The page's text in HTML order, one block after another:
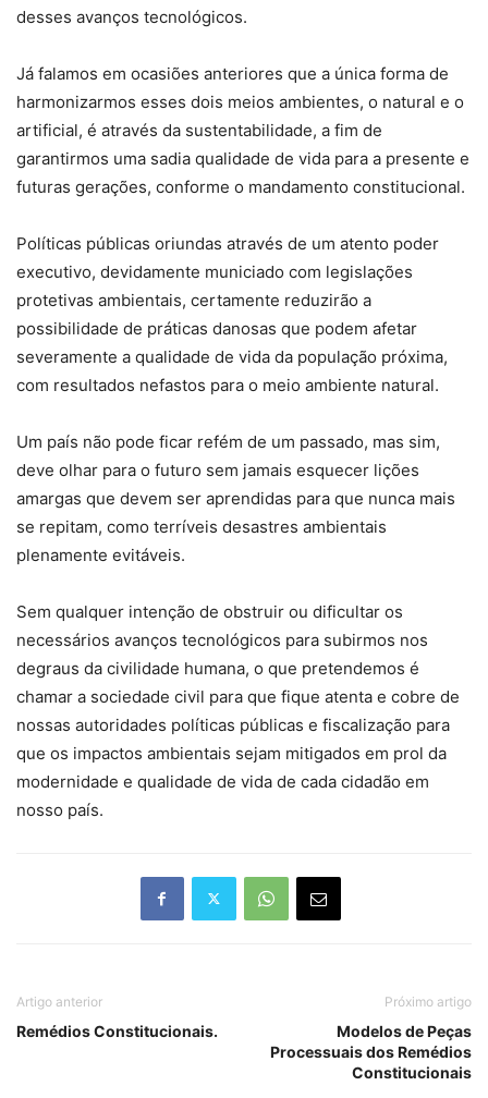
desses avanços tecnológicos.
Já falamos em ocasiões anteriores que a única forma de
harmonizarmos esses dois meios ambientes, o natural e o
artificial, é através da sustentabilidade, a fim de
garantirmos uma sadia qualidade de vida para a presente e
futuras gerações, conforme o mandamento constitucional.
Políticas públicas oriundas através de um atento poder
executivo, devidamente municiado com legislações
protetivas ambientais, certamente reduzirão a
possibilidade de práticas danosas que podem afetar
severamente a qualidade de vida da população próxima,
com resultados nefastos para o meio ambiente natural.
Um país não pode ficar refém de um passado, mas sim,
deve olhar para o futuro sem jamais esquecer lições
amargas que devem ser aprendidas para que nunca mais
se repitam, como terríveis desastres ambientais
plenamente evitáveis.
Sem qualquer intenção de obstruir ou dificultar os
necessários avanços tecnológicos para subirmos nos
degraus da civilidade humana, o que pretendemos é
chamar a sociedade civil para que fique atenta e cobre de
nossas autoridades políticas públicas e fiscalização para
que os impactos ambientais sejam mitigados em prol da
modernidade e qualidade de vida de cada cidadão em
nosso país.
Artigo anterior
Remédios Constitucionais.
Próximo artigo
Modelos de Peças
Processuais dos Remédios
Constitucionais